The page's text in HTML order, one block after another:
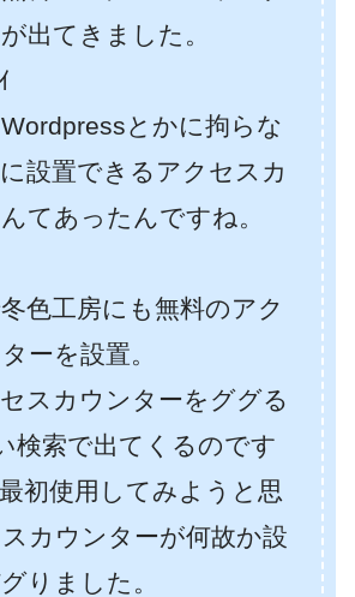
出てきました。
とかに拘らな
設置できるアクセスカ
てあったんですね。
色工房にも無料のアク
ーを設置。
スカウンターをググる
検索で出てくるのです
初使用してみようと思
カウンターが何故か設
りました。